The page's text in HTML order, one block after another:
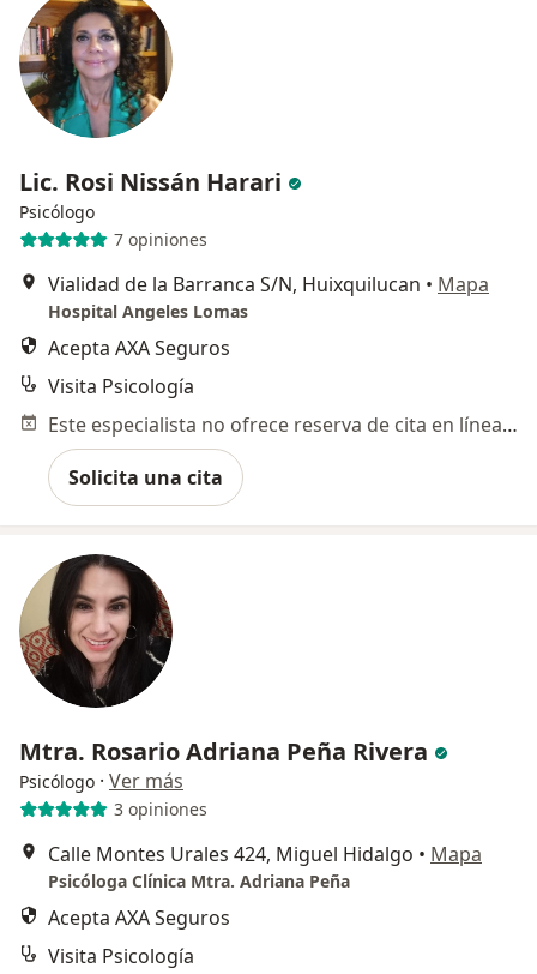
Lic. Rosi Nissán Harari
Psicólogo
7 opiniones
Vialidad de la Barranca S/N, Huixquilucan • Mapa
Hospital Angeles Lomas
Acepta AXA Seguros
Visita Psicología
Este especialista no ofrece reserva de cita en línea en esta dirección.
Solicita una cita
Mtra. Rosario Adriana Peña Rivera
Psicólogo · Ver más
3 opiniones
Calle Montes Urales 424, Miguel Hidalgo • Mapa
Psicóloga Clínica Mtra. Adriana Peña
Acepta AXA Seguros
Visita Psicología